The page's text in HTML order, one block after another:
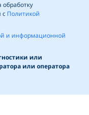
с Политикой
и информационной
или
или оператора